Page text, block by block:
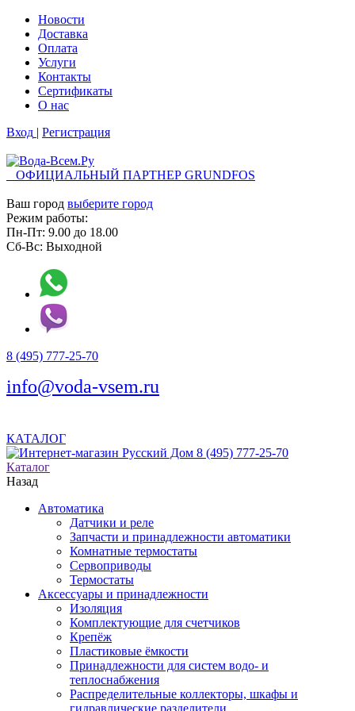
Новости
Доставка
Оплата
Услуги
Контакты
Cертификаты
О нас
Вход | Регистрация
ОФИЦИАЛЬНЫЙ ПАРТНЕР GRUNDFOS
Ваш город выберите город
Режим работы:
Пн-Пт: 9.00 до 18.00
Сб-Вс: Выходной
8 (495) 777-25-70
info@voda-vsem.ru
КАТАЛОГ
8 (495) 777-25-70
Каталог
Назад
Автоматика
Датчики и реле
Запчасти и принадлежности автоматики
Комнатные термостаты
Сервоприводы
Термостаты
Аксессуары и принадлежности
Изоляция
Комплектующие для счетчиков
Крепёж
Пластиковые ёмкости
Принадлежности для систем водо- и
теплоснабжения
Распределительные коллекторы, шкафы и
гидравлические разделители